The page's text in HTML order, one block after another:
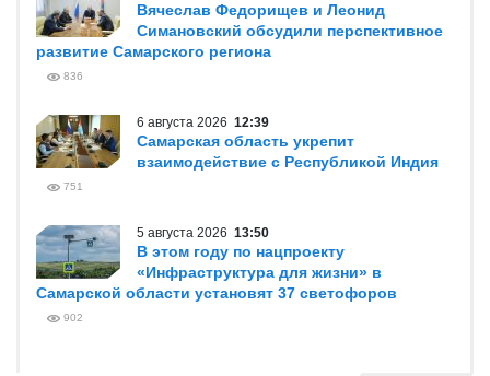
Вячеслав Федорищев и Леонид
Симановский обсудили перспективное
развитие Самарского региона
836
6 августа 2026 12:39
Самарская область укрепит
взаимодействие с Республикой Индия
751
5 августа 2026 13:50
В этом году по нацпроекту
«Инфраструктура для жизни» в
Самарской области установят 37 светофоров
902